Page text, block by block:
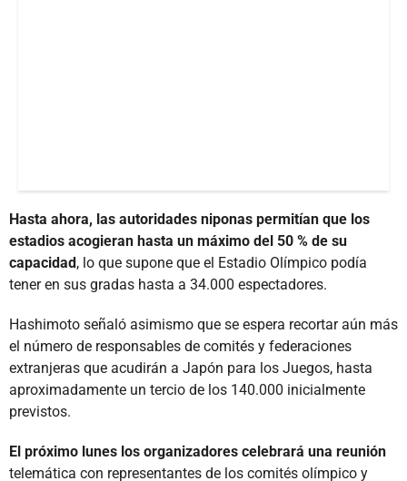
Hasta ahora, las autoridades niponas permitían que los
estadios acogieran hasta un máximo del 50 % de su
capacidad, lo que supone que el Estadio Olímpico podía
tener en sus gradas hasta a 34.000 espectadores.
Hashimoto señaló asimismo que se espera recortar aún más
el número de responsables de comités y federaciones
extranjeras que acudirán a Japón para los Juegos, hasta
aproximadamente un tercio de los 140.000 inicialmente
previstos.
El próximo lunes los organizadores celebrará una reunión
telemática con representantes de los comités olímpico y